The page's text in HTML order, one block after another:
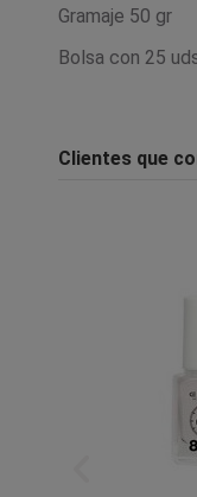
Gramaje 50 gr
Bolsa con 25
Clientes que